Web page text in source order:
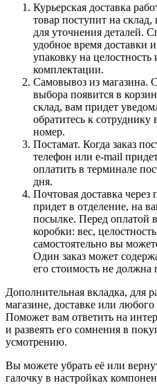
Курьерская доставка
товар поступит на склад,
для уточнения деталей.
удобное время доставки
упаковку на целостность
комплектации.
Самовывоз из магазина.
выбора появится в
склад, вам придет
обратитесь к сотруднику
номер.
Постамат. Когда заказ
телефон или e-mail
оплатить в терминале
дня.
Почтовая доставка через
придет в отделение, на
посылке. Перед оплатой
коробки: вес,
самостоятельно вы
Один заказ может
его стоимость не
Дополнительная вкладка, для
магазине, доставке или
Поможет вам ответить на
и развеять его сомнения в
усмотрению.
Вы можете убрать её или
галочку в настройках